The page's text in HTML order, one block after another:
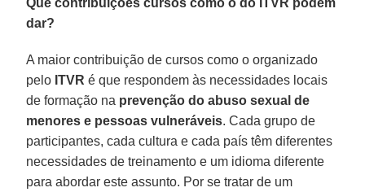
dar?
A maior contribuição de cursos como o organizado
pelo ITVR é que respondem às necessidades locais
de formação na prevenção do abuso sexual de
menores e pessoas vulneráveis. Cada grupo de
participantes, cada cultura e cada país têm diferentes
necessidades de treinamento e um idioma diferente
para abordar este assunto. Por se tratar de um